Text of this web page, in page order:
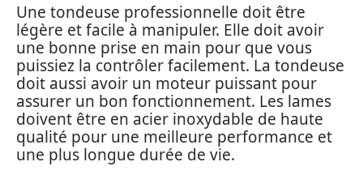
Une tondeuse professionnelle doit être
légère et facile à manipuler. Elle doit avoir
une bonne prise en main pour que vous
puissiez la contrôler facilement. La tondeuse
doit aussi avoir un moteur puissant pour
assurer un bon fonctionnement. Les lames
doivent être en acier inoxydable de haute
qualité pour une meilleure performance et
une plus longue durée de vie.